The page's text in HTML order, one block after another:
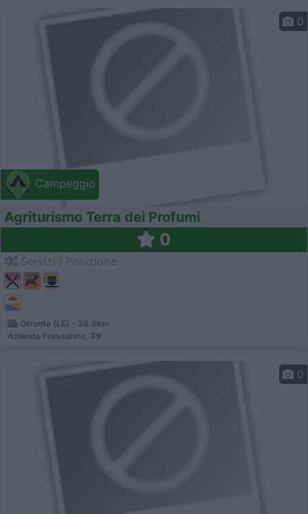
Campeggio
0
Agriturismo Terra dei Profumi
0
Otranto (LE) - 36.6km
Azienda Frassanito, 39
0